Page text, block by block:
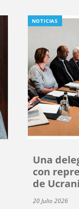
NOTICIAS
Una
con
de
20 Julio 2026